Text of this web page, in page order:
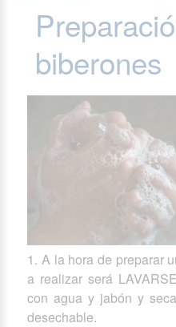
biberones
1. A la hora de preparar
a realizar será
con agua y jabón y
desechable.